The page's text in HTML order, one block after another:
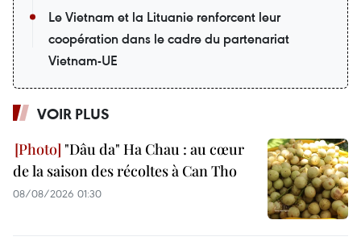
Le Vietnam et la Lituanie renforcent leur
coopération dans le cadre du partenariat
Vietnam-UE
VOIR PLUS
"Dâu da" Ha Chau : au cœur
de la saison des récoltes à Can Tho
08/08/2026 01:30